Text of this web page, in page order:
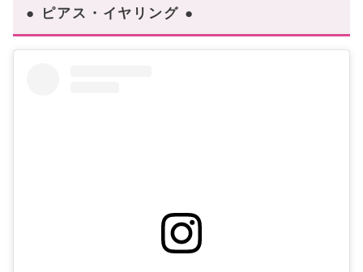
● ピアス・イヤリング ●